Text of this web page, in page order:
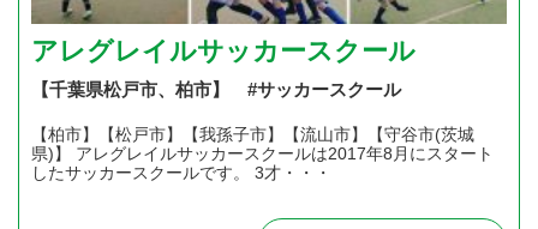
アレグレイルサッカースクール
【千葉県松戸市、柏市】 #サッカースクール
【柏市】【松戸市】【我孫子市】【流山市】【守谷市(茨城
県)】 アレグレイルサッカースクールは2017年8月にスタート
したサッカースクールです。 3才・・・